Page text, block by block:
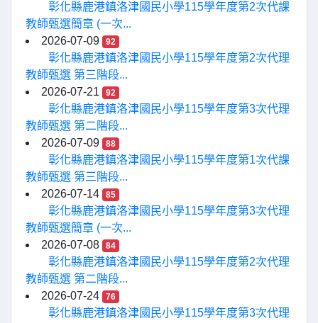
彰化縣鹿港鎮洛津國民小學115學年度第2次代課
教師甄選簡章 (一次...
2026-07-09
92
彰化縣鹿港鎮洛津國民小學115學年度第2次代理
教師甄選 第三階段...
2026-07-21
92
彰化縣鹿港鎮洛津國民小學115學年度第3次代理
教師甄選 第二階段...
2026-07-09
88
彰化縣鹿港鎮洛津國民小學115學年度第1次代課
教師甄選 第三階段...
2026-07-14
85
彰化縣鹿港鎮洛津國民小學115學年度第3次代理
教師甄選簡章 (一次...
2026-07-08
84
彰化縣鹿港鎮洛津國民小學115學年度第2次代理
教師甄選 第二階段...
2026-07-24
76
彰化縣鹿港鎮洛津國民小學115學年度第3次代理